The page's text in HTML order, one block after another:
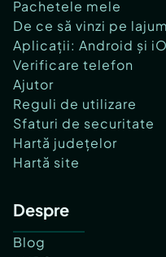
Pachetele mele
De ce să vinzi pe
Aplicații: Android și
Verificare telefon
Ajutor
Reguli de utilizare
Sfaturi de securitate
Hartă județelor
Hartă site
Despre
Blog